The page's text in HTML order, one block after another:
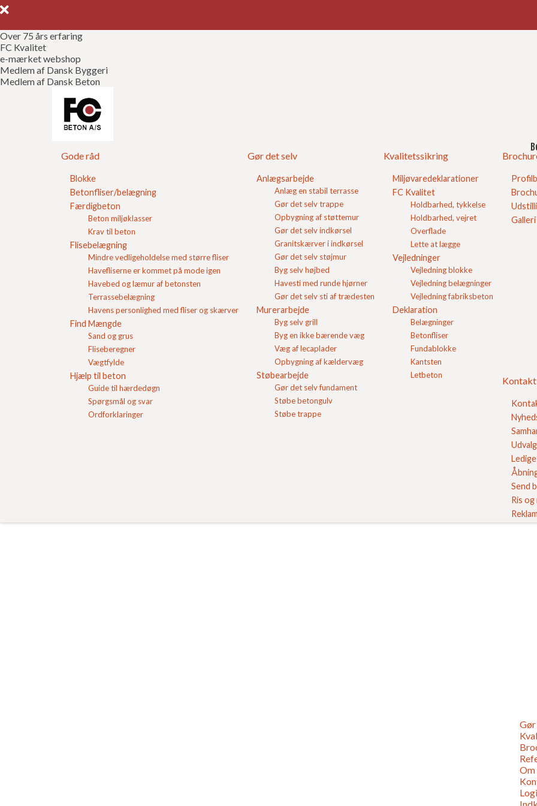
Over 75 års erfaring
FC Kvalitet
e-mærket webshop
Medlem af Dansk Byggeri
Medlem af Dansk Beton
Gode råd
Blokke
Betonfliser/belægning
Færdigbeton
Beton miljøklasser
Krav til beton
Flisebelægning
Mindre vedligeholdelse med større fliser
Havefliserne er kommet på mode igen
Havebed og læmur af betonsten
Terrassebelægning
Havens personlighed med fliser og skærver
Find Mængde
Sand og grus
Fliseberegner
Vægtfylde
Hjælp til beton
Guide til hærdedøgn
Spørgsmål og svar
Ordforklaringer
Gør det selv
Anlægsarbejde
Anlæg en stabil terrasse
Gør det selv trappe
Opbygning af støttemur
Gør det selv indkørsel
Granitskærver i indkørsel
Gør det selv støjmur
Byg selv højbed
Havesti med runde hjørner
Gør det selv sti af trædesten
Murerarbejde
Byg selv grill
Byg en ikke bærende væg
Væg af lecaplader
Opbygning af kældervæg
Støbearbejde
Gør det selv fundament
Støbe betongulv
Støbe trappe
Kvalitetssikring
Miljøvaredeklarationer
FC Kvalitet
Holdbarhed, tykkelse
Holdbarhed, vejret
Overflade
Lette at lægge
Vejledninger
Vejledning blokke
Vejledning belægninger
Vejledning fabriksbeton
Deklaration
Belægninger
Betonfliser
Fundablokke
Kantsten
Letbeton
Kontakt
Send
Ris
Støbeblokke vs. fundablokke
Støbeblokke er et andet ord for fundablokke. Køb dine støbeblokke direkte hos producenten på vores
Om